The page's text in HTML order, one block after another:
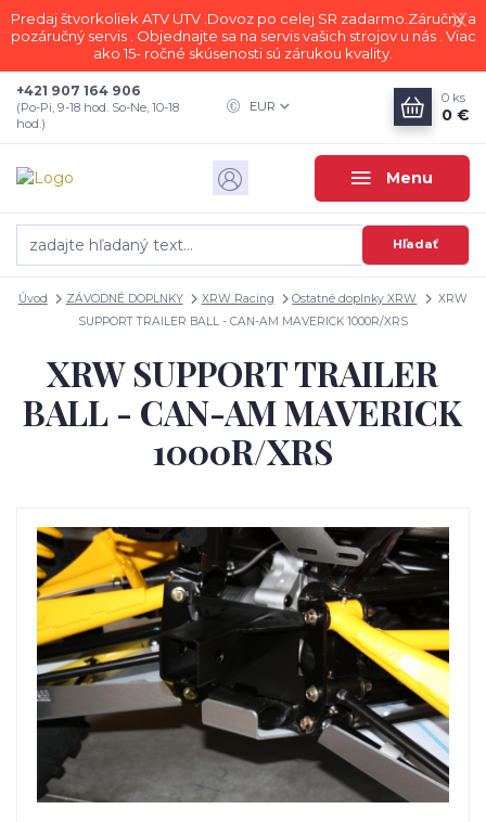
Predaj štvorkoliek ATV UTV .Dovoz po celej SR zadarmo.Záručný a
pozáručný servis . Objednajte sa na servis vašich strojov u nás . Viac
ako 15- ročné skúsenosti sú zárukou kvality.
Menu
EUR
Hľadať
+421 907 164 906
(Po-Pi, 9-18 hod. So-Ne, 10-18
hod.)
0 ks
0 €
Úvod ZÁVODNÉ DOPLNKY XRW Racing Ostatné doplnky XRW
XRW
SUPPORT TRAILER BALL - CAN-AM MAVERICK 1000R/XRS
XRW SUPPORT TRAILER
BALL - CAN-AM MAVERICK
1000R/XRS